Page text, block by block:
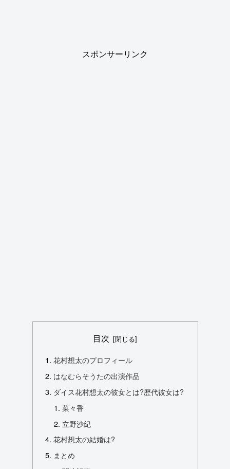
スポンサーリンク
目次
花村想太のプロフィール
はなむらそうたの出演作品
ダイス花村想太の彼女とは?歴代彼女は?
菜々香
立野沙紀
花村想太の結婚は?
まとめ